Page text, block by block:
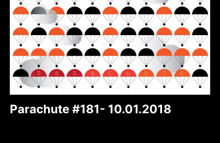
Parachute #181- 10.01.2018